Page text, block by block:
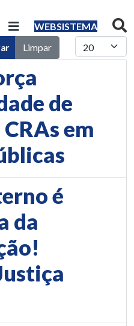
WEBSISTEMA
Limpar Mostrar #
de
em
é
da